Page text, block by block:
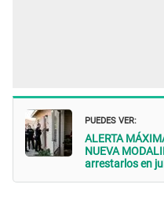
PUEDES VER:
ALERTA
NUEVA
arrestarlos en